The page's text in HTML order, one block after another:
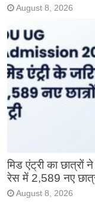
August 8, 2026
मिड एंट्री का छात्रों
रेस में 2,589 नए
August 8, 2026